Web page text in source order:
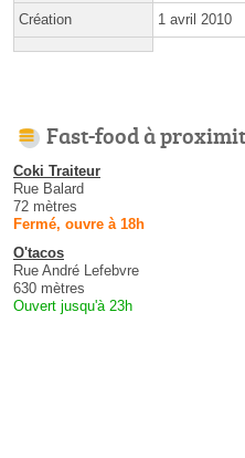
Création 1 avril 2010
Fast-food à
Coki Traiteur
Rue Balard
72 mètres
Fermé, ouvre à 18h
O'tacos
Rue André Lefebvre
630 mètres
Ouvert jusqu'à 23h